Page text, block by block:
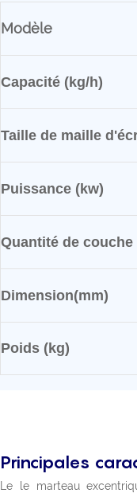
Modèle
Capacité (kg/h)
Taille de maille
Puissance (kw)
Quantité de couche
Dimension(mm)
Poids (kg)
Principales
Le le marteau